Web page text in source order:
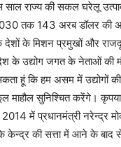
साल राज्य की सकल घरेलू
तक 143 अरब डॉलर की
के मिशन प्रमुखों और
के उद्योग जगत के नेताओं की
हूं कि हम असम में उद्योगों
सुनिश्चित करेंगे।
में प्रधानमंत्री नरेन्द्र
के केन्द्र की सत्ता में आने के बाद